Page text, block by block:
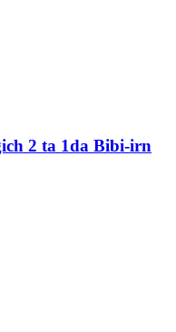
2 ta 1da Bibi-irn